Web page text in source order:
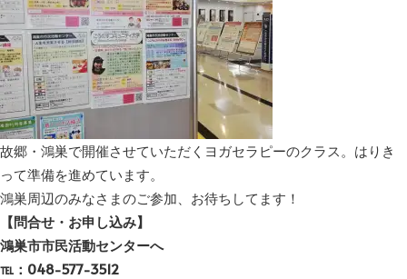
故郷・鴻巣で開催させていただくヨガセラピーのクラス。はりき
って準備を進めています。
鴻巣周辺のみなさまのご参加、お待ちしてます！
【問合せ・お申し込み】
鴻巣市市民活動センターへ
℡：048-577-3512